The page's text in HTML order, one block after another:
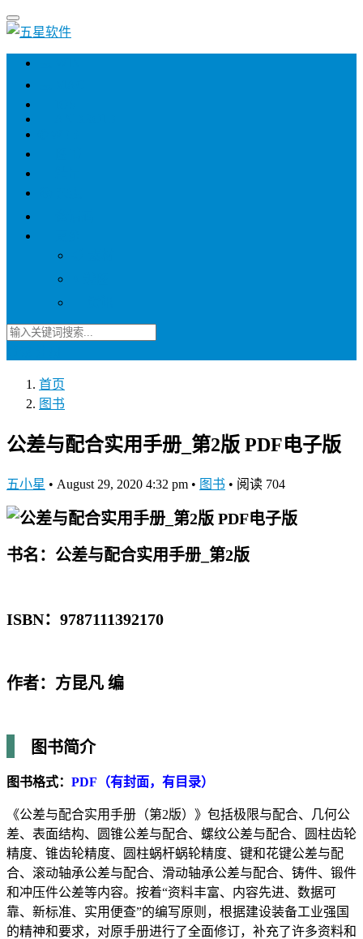
首页
图书
公差与配合实用手册_第2版 PDF电子版
五小星 • August 29, 2020 4:32 pm • 图书 • 阅读 704
书名：公差与配合实用手册_第2版
ISBN：9787111392170
作者：方昆凡 编
图书简介
图书格式： PDF（有封面，有目录）
《公差与配合实用手册（第2版）》包括极限与配合、几何公
差、表面结构、圆锥公差与配合、螺纹公差与配合、圆柱齿轮
精度、锥齿轮精度、圆柱蜗杆蜗轮精度、键和花键公差与配
合、滚动轴承公差与配合、滑动轴承公差与配合、铸件、锻件
和冲压件公差等内容。按着“资料丰富、内容先进、数据可
靠、新标准、实用便查”的编写原则，根据建设装备工业强国
的精神和要求，对原手册进行了全面修订，补充了许多资料和